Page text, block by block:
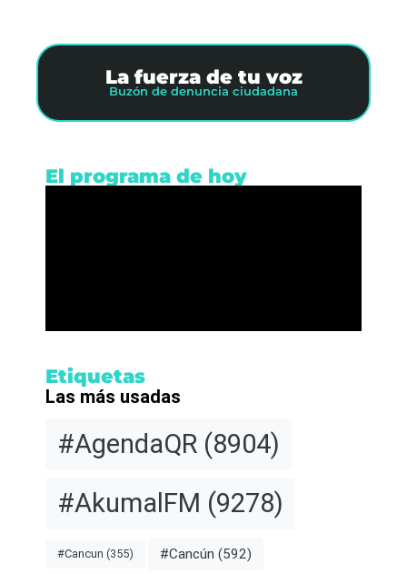
La fuerza de tu voz
Buzón de denuncia ciudadana
El programa de hoy
Etiquetas
Las más usadas
#AgendaQR (8904)
#AkumalFM (9278)
#Cancun (355) #Cancún (592)